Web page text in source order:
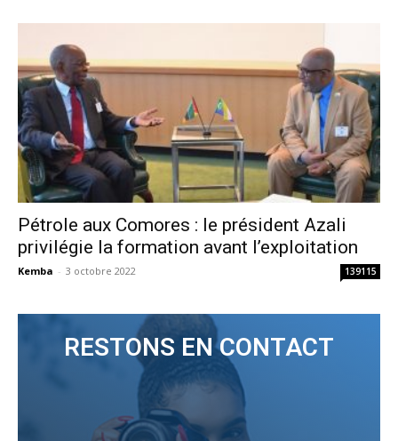
Pétrole aux Comores : le président Azali
privilégie la formation avant l’exploitation
Kemba - 3 octobre 2022 139115
RESTONS EN CONTACT